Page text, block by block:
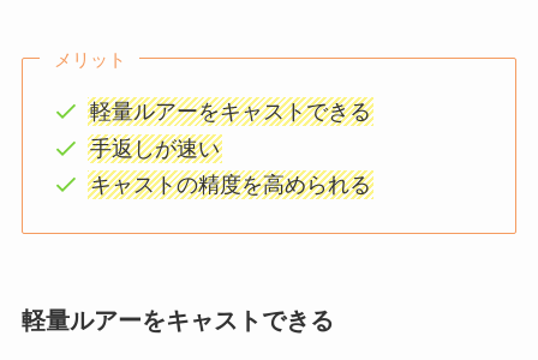
メリット
軽量ルアーをキャストできる
手返しが速い
キャストの精度を高められる
軽量ルアーをキャストできる